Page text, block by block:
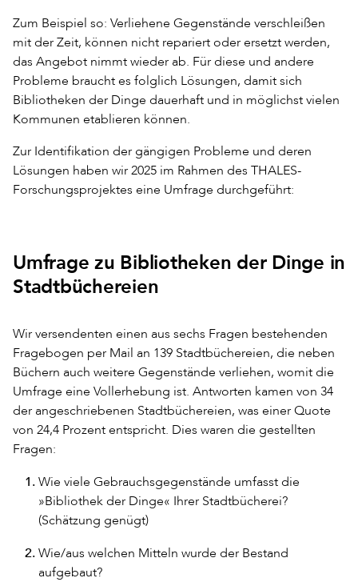
Zum Beispiel so: Verliehene Gegenstände verschleißen
mit der Zeit, können nicht repariert oder ersetzt werden,
das Angebot nimmt wieder ab. Für diese und andere
Probleme braucht es folglich Lösungen, damit sich
Bibliotheken der Dinge dauerhaft und in möglichst vielen
Kommunen etablieren können.
Zur Identifikation der gängigen Probleme und deren
Lösungen haben wir 2025 im Rahmen des THALES-
Forschungsprojektes eine Umfrage durchgeführt:
Umfrage zu Bibliotheken der Dinge in
Stadtbüchereien
Wir versendenten einen aus sechs Fragen bestehenden
Fragebogen per Mail an 139 Stadtbüchereien, die neben
Büchern auch weitere Gegenstände verliehen, womit die
Umfrage eine Vollerhebung ist. Antworten kamen von 34
der angeschriebenen Stadtbüchereien, was einer Quote
von 24,4 Prozent entspricht. Dies waren die gestellten
Fragen:
Wie viele Gebrauchsgegenstände umfasst die
»Bibliothek der Dinge« Ihrer Stadtbücherei?
(Schätzung genügt)
Wie/aus welchen Mitteln wurde der Bestand
aufgebaut?